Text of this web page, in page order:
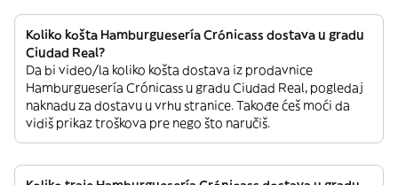
Koliko košta Hamburguesería Crónicass dostava u gradu
Ciudad Real?
Da bi video/la koliko košta dostava iz prodavnice
Hamburguesería Crónicass u gradu Ciudad Real, pogledaj
naknadu za dostavu u vrhu stranice. Takođe ćeš moći da
vidiš prikaz troškova pre nego što naručiš.